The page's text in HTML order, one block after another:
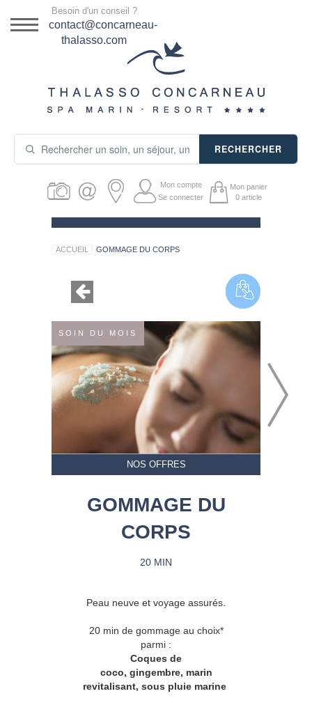
DESTINATION
SÉJOURS THALASSO
PRODUITS COSMÉTIQUES
GUIDE CADEAUX
Besoin d'un conseil ?
contact@concarneau-
thalasso.com
RECHERCHER
Mon compte
Se connecter
Mon panier
0 article
ACCUEIL GOMMAGE DU CORPS
SOIN DU MOIS
NOS OFFRES
GOMMAGE DU
CORPS
20 MIN
Peau neuve et voyage assurés.
20 min de gommage au choix*
parmi :
Coques de
coco, gingembre, marin
revitalisant, sous pluie marine